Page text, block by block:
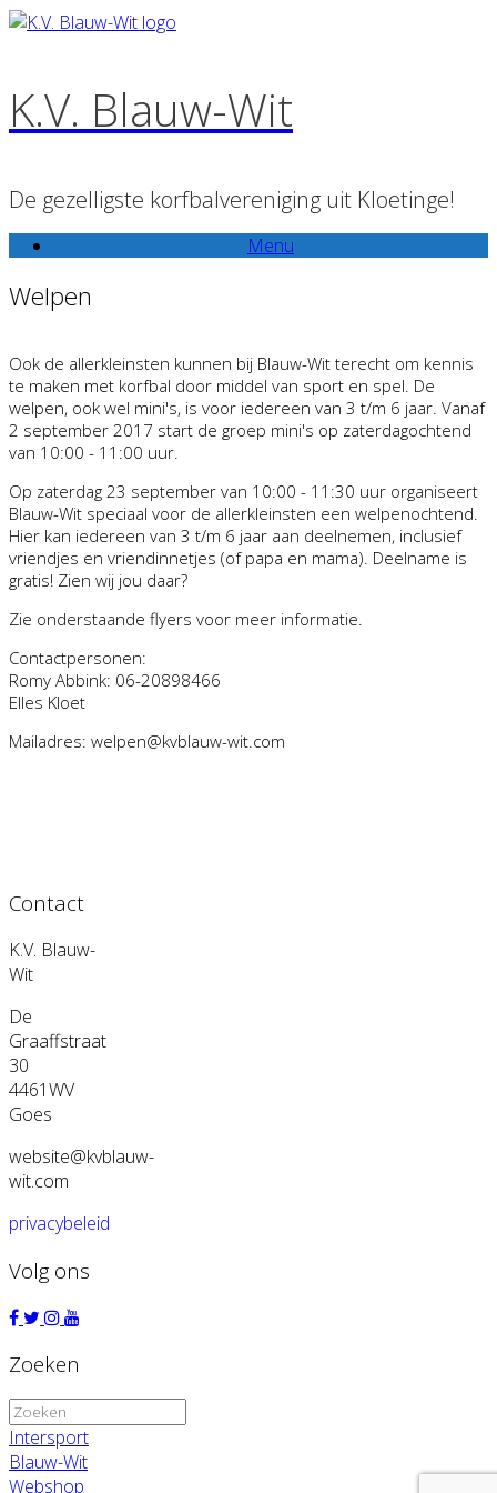
Ga
inhoud
K.V. Blauw-Wit
De gezelligste korfbalvereniging uit Kloetinge!
Menu
Welpen
Ook de allerkleinsten kunnen bij Blauw-Wit terecht om kennis
te maken met korfbal door middel van sport en spel. De
welpen, ook wel mini's, is voor iedereen van 3 t/m 6 jaar. Vanaf
2 september 2017 start de groep mini's op zaterdagochtend
van 10:00 - 11:00 uur.
Op zaterdag 23 september van 10:00 - 11:30 uur organiseert
Blauw-Wit speciaal voor de allerkleinsten een welpenochtend.
Hier kan iedereen van 3 t/m 6 jaar aan deelnemen, inclusief
vriendjes en vriendinnetjes (of papa en mama). Deelname is
gratis! Zien wij jou daar?
Zie onderstaande flyers voor meer informatie.
Contactpersonen:
Romy Abbink: 06-20898466
Elles Kloet
Mailadres: welpen@kvblauw-wit.com
Contact
K.V. Blauw-
Wit
De
Graaffstraat
30
4461WV
Goes
website@kvblauw-
wit.com
privacybeleid
Volg ons
Zoeken
Zoeken
naar:
Intersport
Blauw-Wit
Webshop